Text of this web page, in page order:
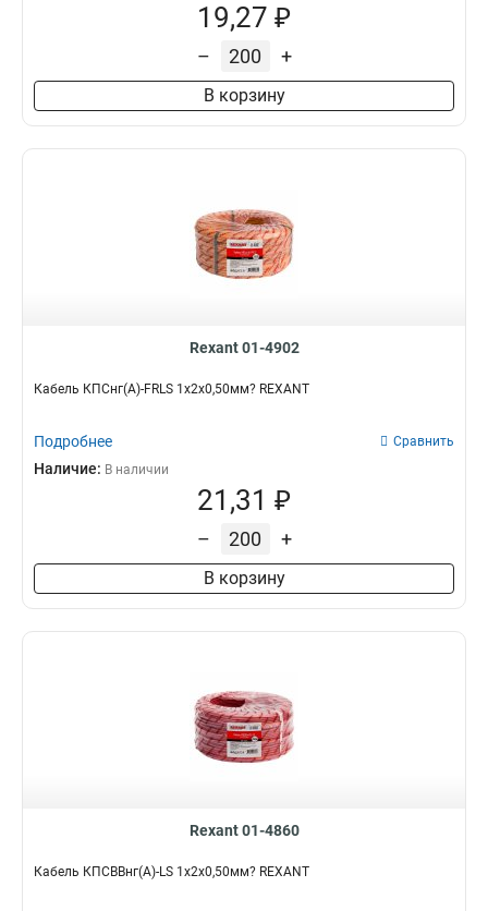
19,27 ₽
– +
В корзину
Rexant 01-4902
Кабель КПСнг(А)-FRLS 1x2x0,50мм? REXANT
Подробнее Сравнить
Наличие: В наличии
21,31 ₽
– +
В корзину
Rexant 01-4860
Кабель КПСВВнг(А)-LS 1x2x0,50мм? REXANT